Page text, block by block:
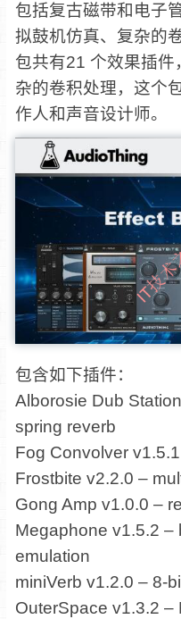
包括复古磁带和电子
拟鼓机仿真、复杂的
包共有21 个效果插件
杂的卷积处理，这个
作人和声音设计师。
包含如下插件：
Alborosie Dub
spring reverb
Fog Convolver
Frostbite v2.2.0 –
Gong Amp v1.0.0 –
Megaphone v1.5.2 –
emulation
miniVerb v1.2.0 – 8-
OuterSpace v1.3.2